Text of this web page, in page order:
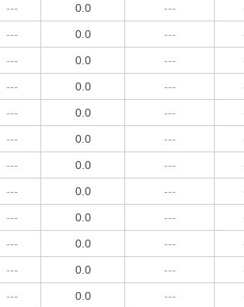
--- 0.0 ---
--- 0.0 ---
--- 0.0 ---
--- 0.0 ---
--- 0.0 ---
--- 0.0 ---
--- 0.0 ---
--- 0.0 ---
--- 0.0 ---
--- 0.0 ---
--- 0.0 ---
--- 0.0 ---